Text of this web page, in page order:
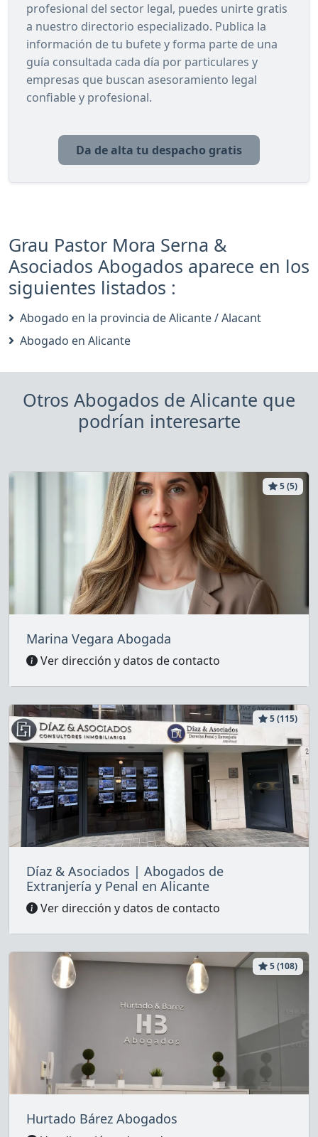
profesional del sector legal, puedes unirte gratis
a nuestro directorio especializado. Publica la
información de tu bufete y forma parte de una
guía consultada cada día por particulares y
empresas que buscan asesoramiento legal
confiable y profesional.
Da de alta tu despacho gratis
Grau Pastor Mora Serna &
Asociados Abogados aparece en los
siguientes listados :
Abogado en la provincia de Alicante / Alacant
Abogado en Alicante
Otros Abogados de Alicante que
podrían interesarte
5 (5)
Marina Vegara Abogada
Ver dirección y datos de contacto
5 (115)
Díaz & Asociados | Abogados de
Extranjería y Penal en Alicante
Ver dirección y datos de contacto
5 (108)
Hurtado Bárez Abogados